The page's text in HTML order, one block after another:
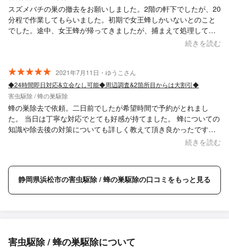
スズメバチの巣の撤去をお願いしました。2階の軒下でしたが、20
分程で作業してもらいました。初期で女王蜂しかいないとのこと
でした。途中、女王蜂が帰ってきましたが、捕まえて処理しても
らいました。また同様のことがあればお願いしたいです。続きを読む
2021年7月11日・ゆうこさん
◆24時間即日対応&立会なし可能◆周辺調査&2箇所目からは大割引◆
害虫駆除 / 蜂の巣駆除
蜂の巣除去で依頼。二日前でしたが希望時間で予約がとれまし
た。 当日は丁寧な対応でとても好感が持てました。 蜂についての
知識や除去後の対策についても詳しく教えて頂き良かったです。
作業も一時間以内ととてもスピーディーでした。 またもし蜂の巣
続きを読む
静岡県浜松市の害虫駆除 / 蜂の巣駆除の口コミをもっと見る
害虫駆除 / 蜂の巣駆除について